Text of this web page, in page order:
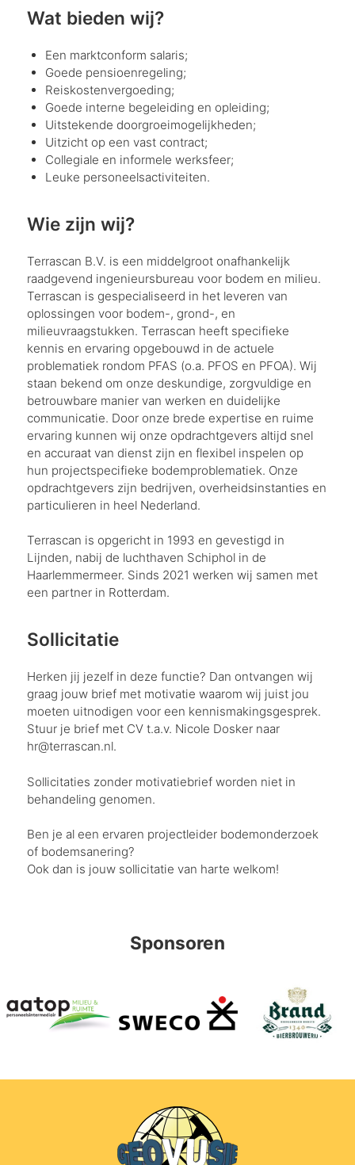
Wat bieden wij?
Een marktconform salaris;
Goede pensioenregeling;
Reiskostenvergoeding;
Goede interne begeleiding en opleiding;
Uitstekende doorgroeimogelijkheden;
Uitzicht op een vast contract;
Collegiale en informele werksfeer;
Leuke personeelsactiviteiten.
Wie zijn wij?
Terrascan B.V. is een middelgroot onafhankelijk
raadgevend ingenieursbureau voor bodem en milieu.
Terrascan is gespecialiseerd in het leveren van
oplossingen voor bodem-, grond-, en
milieuvraagstukken. Terrascan heeft specifieke
kennis en ervaring opgebouwd in de actuele
problematiek rondom PFAS (o.a. PFOS en PFOA). Wij
staan bekend om onze deskundige, zorgvuldige en
betrouwbare manier van werken en duidelijke
communicatie. Door onze brede expertise en ruime
ervaring kunnen wij onze opdrachtgevers altijd snel
en accuraat van dienst zijn en flexibel inspelen op
hun projectspecifieke bodemproblematiek. Onze
opdrachtgevers zijn bedrijven, overheidsinstanties en
particulieren in heel Nederland.
Terrascan is opgericht in 1993 en gevestigd in
Lijnden, nabij de luchthaven Schiphol in de
Haarlemmermeer. Sinds 2021 werken wij samen met
een partner in Rotterdam.
Sollicitatie
Herken jij jezelf in deze functie? Dan ontvangen wij
graag jouw brief met motivatie waarom wij juist jou
moeten uitnodigen voor een kennismakingsgesprek.
Stuur je brief met CV t.a.v. Nicole Dosker naar
hr@terrascan.nl.
Sollicitaties zonder motivatiebrief worden niet in
behandeling genomen.
Ben je al een ervaren projectleider bodemonderzoek
of bodemsanering?
Ook dan is jouw sollicitatie van harte welkom!
Sponsoren